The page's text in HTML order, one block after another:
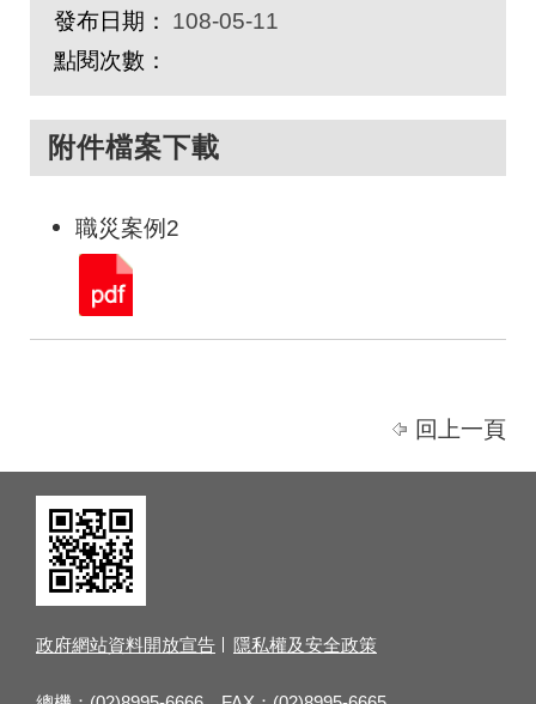
發布日期：
108-05-11
點閱次數：
附件檔案下載
職災案例2
回上一頁
政府網站資料開放宣告 隱私權及安全政策